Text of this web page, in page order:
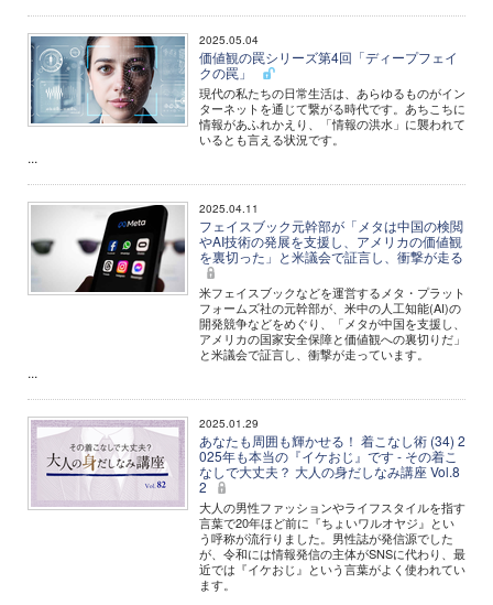
2025.05.04
価値観の罠シリーズ第4回「ディープフェイ
クの罠」
現代の私たちの日常生活は、あらゆるものがイン
ターネットを通じて繋がる時代です。あちこちに
情報があふれかえり、「情報の洪水」に襲われて
いるとも言える状況です。
...
2025.04.11
フェイスブック元幹部が「メタは中国の検閲
やAI技術の発展を支援し、アメリカの価値観
を裏切った」と米議会で証言し、衝撃が走る
米フェイスブックなどを運営するメタ・プラット
フォームズ社の元幹部が、米中の人工知能(AI)の
開発競争などをめぐり、「メタが中国を支援し、
アメリカの国家安全保障と価値観への裏切りだ」
と米議会で証言し、衝撃が走っています。
...
2025.01.29
あなたも周囲も輝かせる！ 着こなし術 (34) 2
025年も本当の『イケおじ』です - その着こ
なしで大丈夫？ 大人の身だしなみ講座 Vol.8
2
大人の男性ファッションやライフスタイルを指す
言葉で20年ほど前に『ちょいワルオヤジ』とい
う呼称が流行りました。男性誌が発信源でした
が、令和には情報発信の主体がSNSに代わり、最
近では『イケおじ』という言葉がよく使われてい
ます。